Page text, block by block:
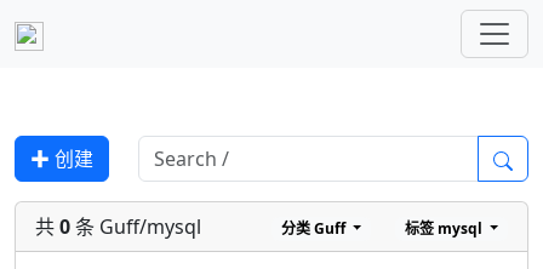
✚ 创建
共0条 Guff/mysql 分类Guff 标签 mysql